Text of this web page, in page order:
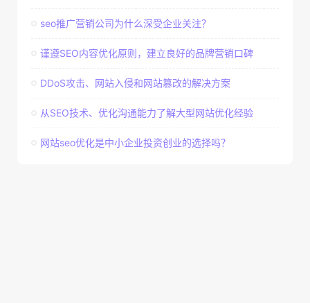
seo推广营销公司为什么深受企业关注？
谨遵SEO内容优化原则，建立良好的品牌营销口碑
DDoS攻击、网站入侵和网站篡改的解决方案
从SEO技术、优化沟通能力了解大型网站优化经验
网站seo优化是中小企业投资创业的选择吗？